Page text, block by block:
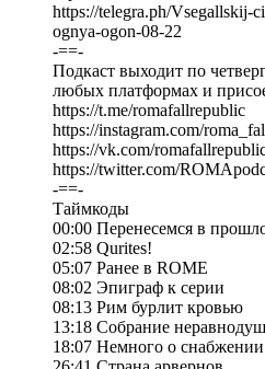
https://telegra.ph/Vsegallskij-
ognya-ogon-08-22
-==-
Подкаст выходит по
любых платформах и
https://t.me/romafallrepublic
https://instagram.com/
https://vk.com/
https://twitter.com/
-==-
Таймкоды
00:00 Перенесемся в
02:58 Qurites!
05:07 Ранее в ROME
08:02 Эпиграф к серии
08:13 Рим бурлит кровью
13:18 Собрание
18:07 Немного о